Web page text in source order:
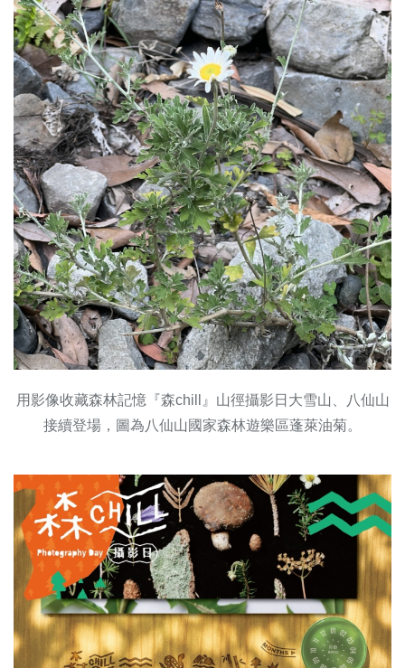
用影像收藏森林記憶『森chill』山徑攝影日大雪山、八仙山
接續登場，圖為八仙山國家森林遊樂區蓬萊油菊。